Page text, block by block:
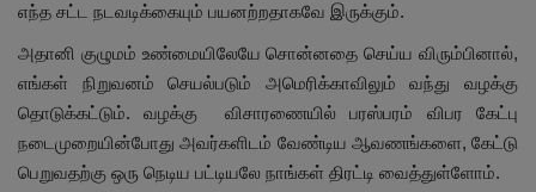
எந்த சட்ட நடவடிக்கையும் பயனற்றதாகவே இருக்கும்.
அதானி குழுமம் உண்மையிலேயே சொன்னதை செய்ய விரும்பினால்,
எங்கள் நிறுவனம் செயல்படும் அமெரிக்காவிலும் வந்து வழக்கு
தொடுக்கட்டும். வழக்கு விசாரணையில் பரஸ்பரம் விபர கேட்பு
நடைமுறையின்போது அவர்களிடம் வேண்டிய ஆவணங்களை, கேட்டு
பெறுவதற்கு ஒரு நெடிய பட்டியலே நாங்கள் திரட்டி வைத்துள்ளோம்.